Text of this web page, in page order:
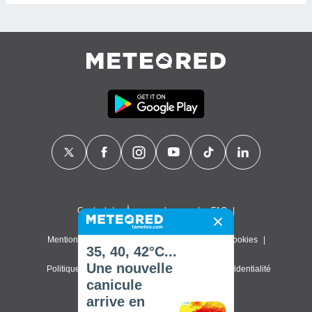
Contact À propos de nous FAQ
Mentions légales & Conditions d'utilisation Cookies
Politique de confidentialité Paramètres de confidentialité
© 2026 Meteored. Tous droits réservés
35, 40, 42°C...
Une nouvelle
canicule
arrive en